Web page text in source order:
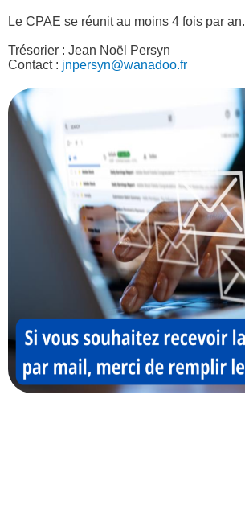
Le CPAE se réunit au moins 4 fois par an.
Trésorier : Jean Noël Persyn
Contact : jnpersyn@wanadoo.fr